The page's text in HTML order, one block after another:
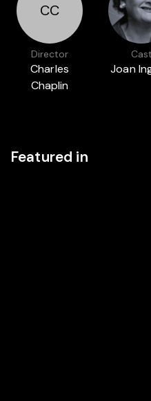
CC
Director
Charles
Chaplin
Cast
Joan
Featured in